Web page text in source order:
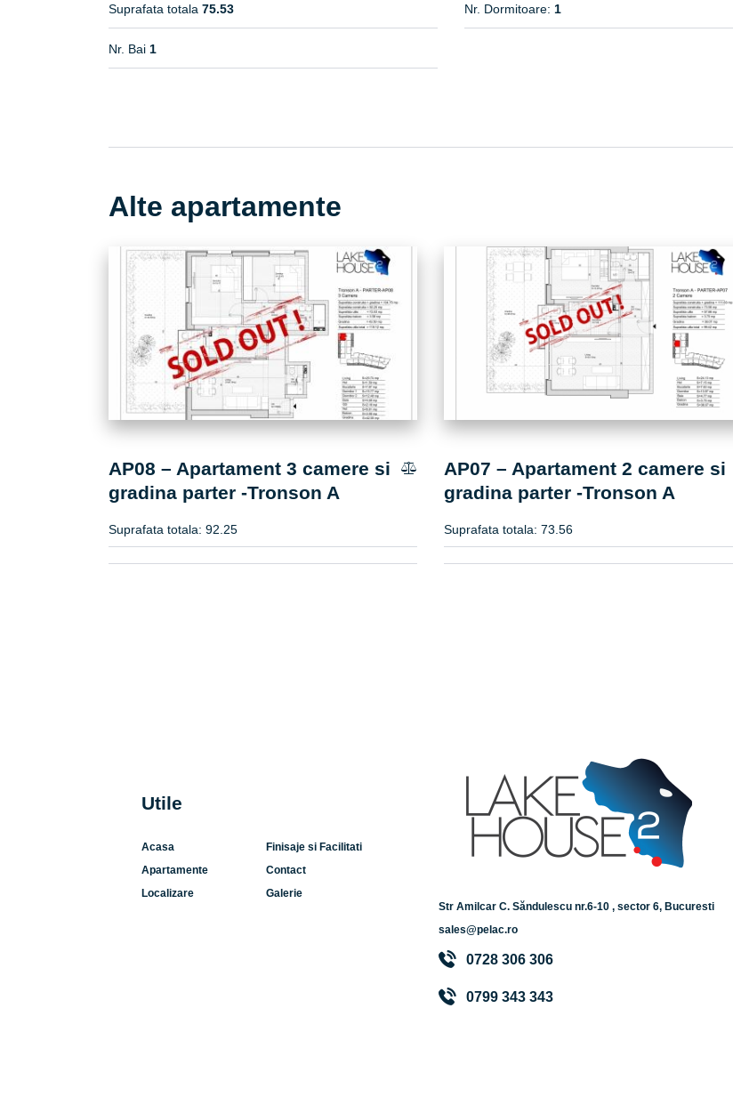
Suprafata totala 75.53 Nr. Dormitoare: 1
Nr. Bai 1
Alte apartamente
TRONSON A
AP08 – Apartament 3 camere si
gradina parter -Tronson A
Suprafata totala: 92.25
TRONSON
AP07 – Apartament 2 camere si
gradina parter -Tronson A
Suprafata totala: 73.56
Utile
Acasa
Apartamente
Localizare
Finisaje si Facilitati
Contact
Galerie
Str Amilcar C. Săndulescu nr.6-10 , sector 6, Bucuresti
sales@pelac.ro
0728 306 306
0799 343 343